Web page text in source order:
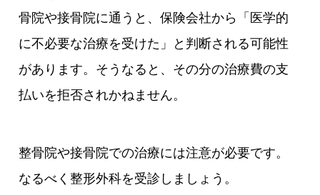
骨院や接骨院に通うと、保険会社から「医学的
に不必要な治療を受けた」と判断される可能性
があります。そうなると、その分の治療費の支
払いを拒否されかねません。
整骨院や接骨院での治療には注意が必要です。
なるべく整形外科を受診しましょう。